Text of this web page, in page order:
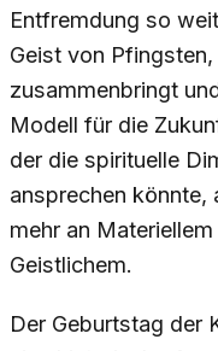
Entfremdung so
Geist von
zusammenbringt
Modell für die
der die spirituelle
ansprechen könnte,
mehr an
Geistlichem.
Der Geburtstag der